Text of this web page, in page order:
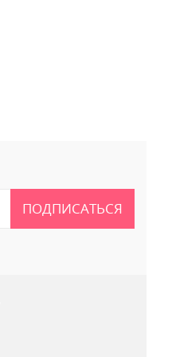
ПОДПИСАТЬСЯ